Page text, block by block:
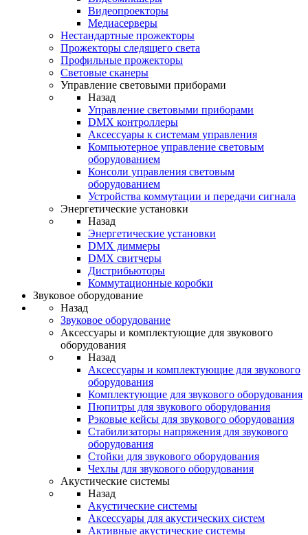
Видеопроекторы
Медиасерверы
Нестандартные прожекторы
Прожекторы следящего света
Профильные прожекторы
Световые сканеры
Управление световыми приборами
Назад
Управление световыми приборами
DMX контроллеры
Аксессуары к системам управления
Компьютерное управление световым
оборудованием
Консоли управления световым
оборудованием
Устройства коммутации и передачи сигнала
Энергетические установки
Назад
Энергетические установки
DMX диммеры
DMX свитчеры
Дистрибьюторы
Коммутационные коробки
Звуковое оборудование
Назад
Звуковое оборудование
Аксессуары и комплектующие для звукового
оборудования
Назад
Аксессуары и комплектующие для звукового
оборудования
Комплектующие для звукового оборудования
Пюпитры для звукового оборудования
Рэковые кейсы для звукового оборудования
Стабилизаторы напряжения для звукового
оборудования
Стойки для звукового оборудования
Чехлы для звукового оборудования
Акустические системы
Назад
Акустические системы
Аксессуары для акустических систем
Активные акустические системы